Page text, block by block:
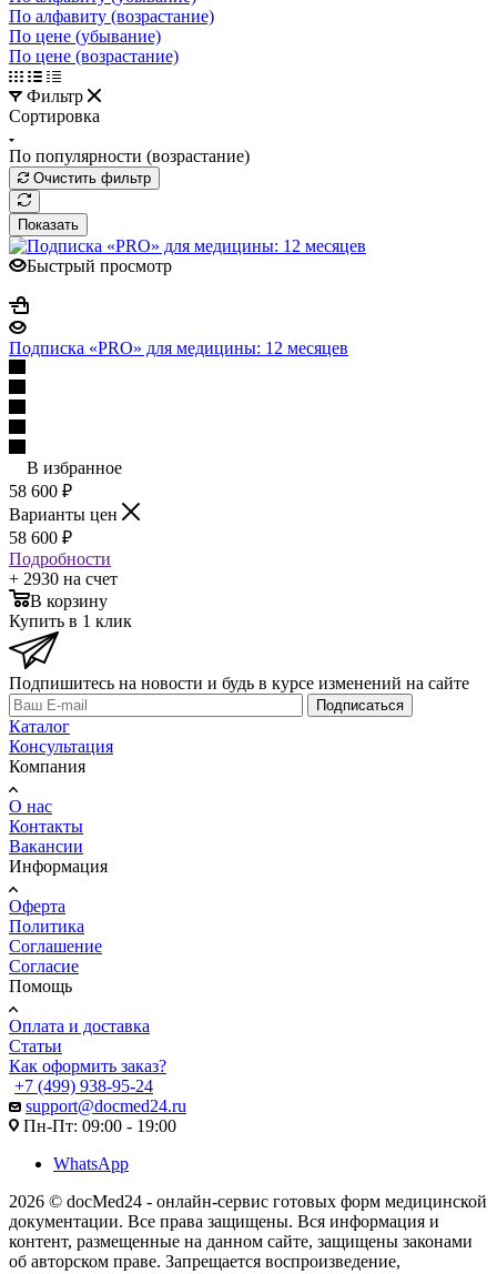
По алфавиту (возрастание)
По цене (убывание)
По цене (возрастание)
Фильтр
Сортировка
По популярности (возрастание)
Очистить фильтр
Показать
Быстрый просмотр
Подписка «PRO» для медицины: 12 месяцев
В избранное
58 600 ₽
Варианты цен
58 600 ₽
Подробности
+ 2930 на счет
В корзину
Купить в 1 клик
Подпишитесь на новости и будь в курсе изменений на сайте
Подписаться
Каталог
Консультация
Компания
О нас
Контакты
Вакансии
Информация
Оферта
Политика
Соглашение
Согласие
Помощь
Оплата и доставка
Статьи
Как оформить заказ?
+7 (499) 938-95-24
support@docmed24.ru
Пн-Пт: 09:00 - 19:00
WhatsApp
2026 © docMed24 - онлайн-сервис готовых форм медицинской
документации. Все права защищены. Вся информация и
контент, размещенные на данном сайте, защищены законами
об авторском праве. Запрещается воспроизведение,